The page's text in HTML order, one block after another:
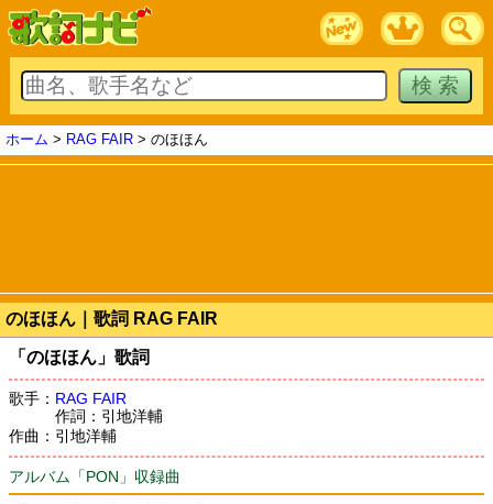
ホーム > RAG FAIR > のほほん
のほほん｜歌詞 RAG FAIR
「のほほん」歌詞
歌手： RAG FAIR
作詞：引地洋輔
作曲：引地洋輔
アルバム「PON」収録曲